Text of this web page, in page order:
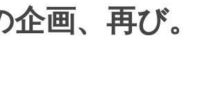
画、再び。